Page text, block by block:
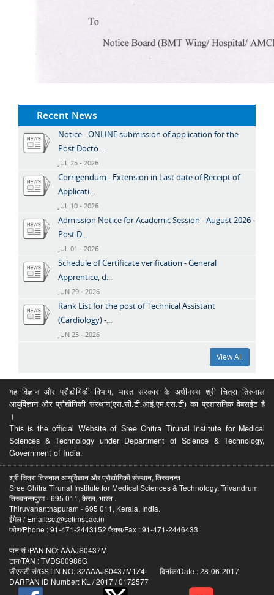
Recent News
Notice - ONLINE submission of application for the
Post Docto...
JUL 25 - 2026
Corrigendum - Extension in Last date of Receipt of
Applicati...
JUL 10 - 2026
Admission Notice for Academic Session - August 2026 -
Post D...
JUL 01 - 2026
Schedule of Certificate verification - General
Apprentice, d...
JUN 29 - 2026
Rank List for the post of Technical Assistant
(Cardiology) -...
JUN 25 - 2026
View All
यह विज्ञान और प्रौद्योगिकी विभाग, भारत सरकार के अधीनस्थ श्री चित्रा तिरुनाल
आयुर्विज्ञान और प्रौद्योगिकी संस्थान(एस.सी.टी.आई.एम.एस.टी) का प्रशासनिक वेबसईट है
।
This is the official Website of Sree Chitra Tirunal Institute for Medical
Sciences & Technology under Department of Science & Technology,
Government of India.
श्री चित्रा तिरुनाल आयुर्विज्ञान और प्रौद्योगिकी संस्थान, तिरुवनन्त
Sree Chitra Tirunal Institute for Medical Sciences & Technology, Trivandrum
तिरुवनन्तपुरम - 695 011, केरल, भारत .
Thiruvananthapuram - 695 011, Kerala, India.
ईमेल / Email:sct@sctimst.ac.in
फोण/Phone : 91-471-2443152 फैक्स/Fax : 91-471-2446433
पान सं /PAN NO: AAAJS0437M
टान/TAN : TVDS00986G
जीएसटी सं/GSTIN NO: 32AAAJS0437M1Z4 दिनांक/Date : 28-06-2017
DARPAN ID Number: KL / 2017 / 0172577